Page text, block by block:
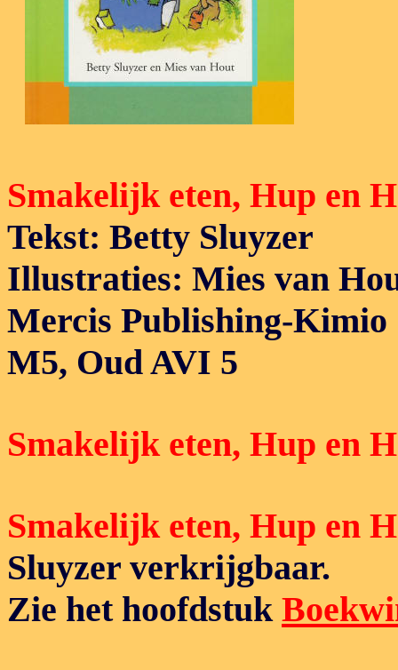
Smakelijk eten, Hup en
Tekst: Betty Sluyzer
Illustraties: Mies van
Mercis Publishing-Kimio
M5, Oud AVI 5
Smakelijk eten, Hup en
Smakelijk eten, Hup en
Sluyzer verkrijgbaar.
Zie het hoofdstuk